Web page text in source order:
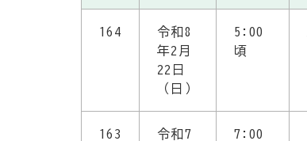
164
令和8
年2月
22日
（日）
5:00
頃
163
令和7
7:00